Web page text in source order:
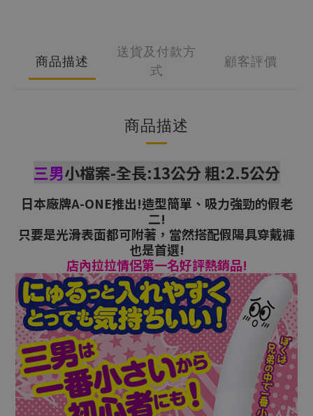
商品描述
送貨及付款方
式
顧客評價
商品描述
三男小檔案-全長:13公分 粗:2.5公分
日本廠牌A-ONE推出!造型簡單、吸力強勁的假老
二!
只要是光滑表面都可附著，當然搭配假陽具穿戴褲
也是首選!
店內拉拉情侶第一名好評熱銷品!